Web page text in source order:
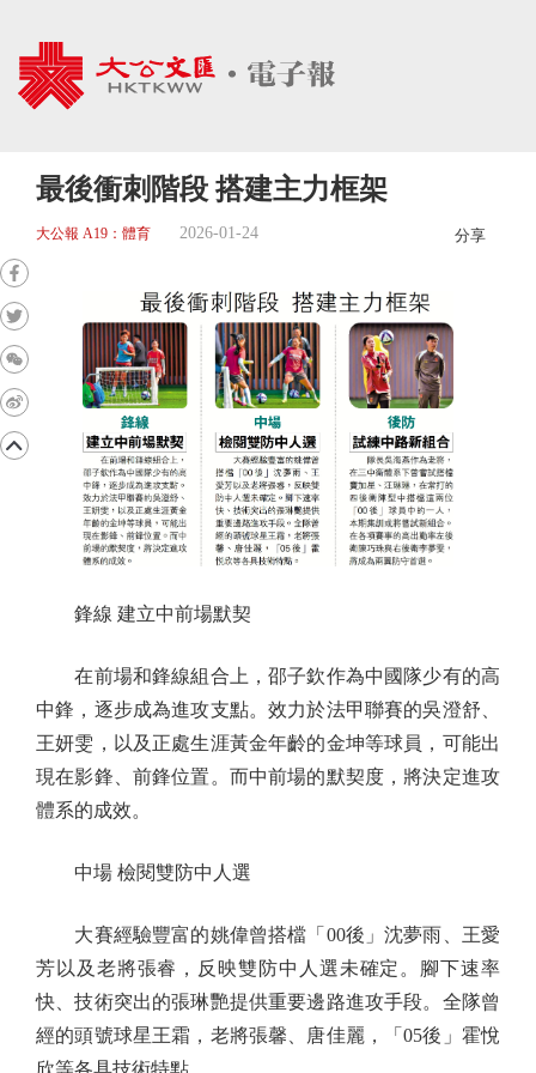
最後衝刺階段 搭建主力框架
大公報 A19：體育 2026-01-24 分享
鋒線 建立中前場默契
在前場和鋒線組合上，邵子欽作為中國隊少有的高
中鋒，逐步成為進攻支點。效力於法甲聯賽的吳澄舒、
王妍雯，以及正處生涯黃金年齡的金坤等球員，可能出
現在影鋒、前鋒位置。而中前場的默契度，將決定進攻
體系的成效。
中場 檢閱雙防中人選
大賽經驗豐富的姚偉曾搭檔「00後」沈夢雨、王愛
芳以及老將張睿，反映雙防中人選未確定。腳下速率
快、技術突出的張琳艷提供重要邊路進攻手段。全隊曾
經的頭號球星王霜，老將張馨、唐佳麗，「05後」霍悅